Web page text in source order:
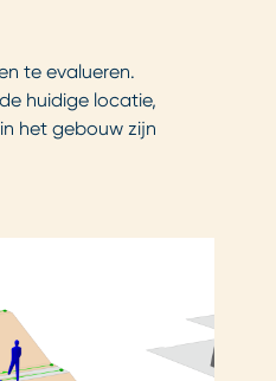
te evalueren.
huidige locatie,
het gebouw zijn